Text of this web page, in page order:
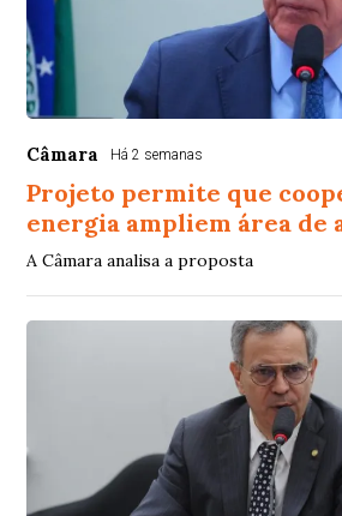
Câmara Há 2 semanas
Projeto permite que
energia ampliem área de
A Câmara analisa a proposta